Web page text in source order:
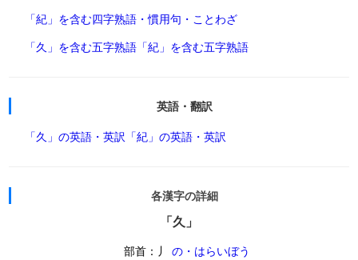
「紀」を含む四字熟語・慣用句・ことわざ
「久」を含む五字熟語 「紀」を含む五字熟語
英語・翻訳
「久」の英語・英訳 「紀」の英語・英訳
各漢字の詳細
「久」
部首：丿 の・はらいぼう